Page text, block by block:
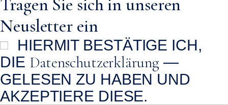
Tragen Sie sich in unseren
Neusletter ein
HIERMIT BESTÄTIGE ICH,
DIE Datenschutzerklärung —
GELESEN ZU HABEN UND
AKZEPTIERE DIESE.